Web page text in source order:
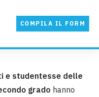
COMPILA IL FORM
e studentesse delle
grado hanno